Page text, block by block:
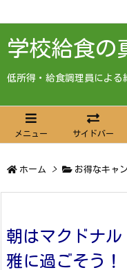
学校給食
低所得・給食調理員による
メニュー サイドバー
ホーム > お得なキャ
朝はマクドナ
雅に過ごそう！